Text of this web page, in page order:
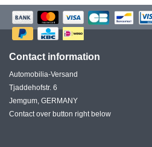
Contact information
Automobilia-Versand
Tjaddehofstr. 6
Jemgum, GERMANY
Contact over button right below